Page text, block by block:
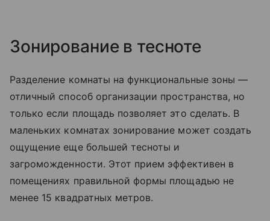
Зонирование в тесноте
Разделение комнаты на функциональные зоны —
отличный способ организации пространства, но
только если площадь позволяет это сделать. В
маленьких комнатах зонирование может создать
ощущение еще большей тесноты и
загроможденности. Этот прием эффективен в
помещениях правильной формы площадью не
менее 15 квадратных метров.